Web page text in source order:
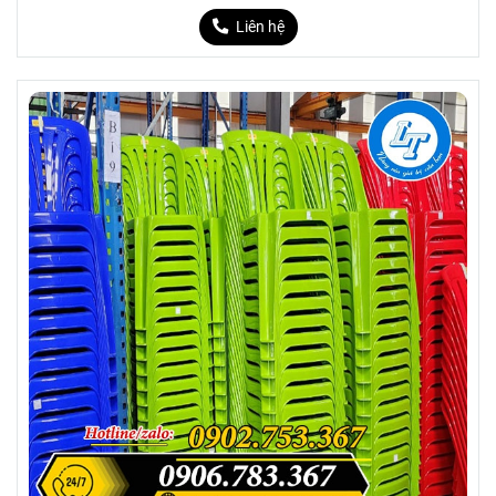
Hiện nay trên thị trường có nhiều mẫu mã
bàn nhựa phổ biến như Bàn nhựa hình
chữ nhật, bàn nhựa hình vuông, bàn nhựa
đan mây, bàn nhựa tròn….Tuy nhiên
Liên hệ